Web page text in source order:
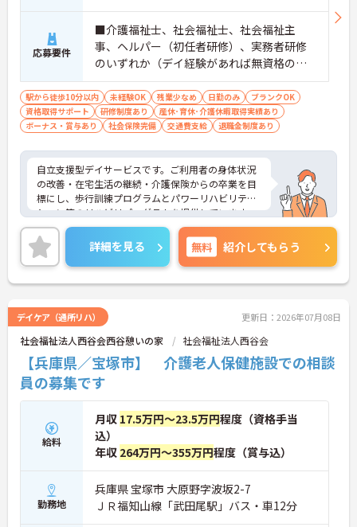
応募要件
■介護福祉士、社会福祉士、社会福祉主
事、ヘルパー（初任者研修）、実務者研修
のいずれか（デイ経験があれば無資格の応
募可） ※現場未経験・ブランクOK、土日祝
の勤務が可能な方優遇 ■普通自動車運転免
許（ペーパー不可）
駅から徒歩10分以内 未経験OK 残業少なめ 日勤のみ
ブランクOK
資格取得サポート
研修制度あり
産休･育休･介護休暇取得実績あり
ボーナス・賞与あり
社会保険完備 交通費支給 退職金制度あり
自立支援型デイサービスです。ご利用者の身体状況
の改善・在宅生活の継続・介護保険からの卒業を目
標にし、歩行訓練プログラムとパワーリハビリテー
ション等のリハビリプログラムを提供しています。
入社時はもちろん、定期的に研修を行い、スキルア
ップを目指せます。日勤のみ、希望休も月3日取得可
能です♪
ご興味のある方には、面接対策ポイントなど、さら
に詳細をお話しいたしますのでお気軽にご相談くだ
詳細を見る 無料 紹介してもらう
デイケア（通所リハ） 更新日：2026年07月08日
社会福祉法人西谷会西谷憩いの家 社会福祉法人西谷会
【兵庫県／宝塚市】 介護老人保健施設での相談
員の募集です
給料
月収 17.5万円～23.5万円程度（資格手当
込）
年収 264万円～355万円程度（賞与込）
勤務地
兵庫県 宝塚市 大原野字波坂2-7
ＪＲ福知山線「武田尾駅」バス・車12分